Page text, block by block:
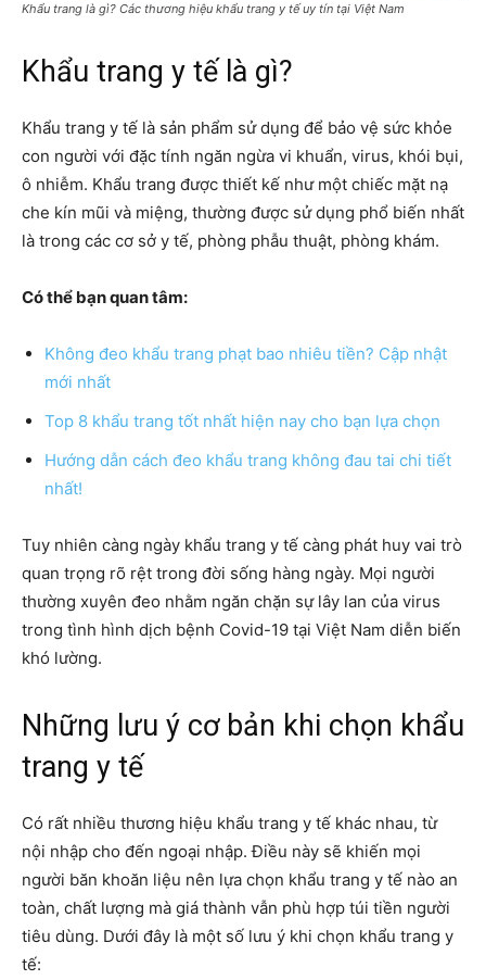
Khẩu trang là gì? Các thương hiệu khẩu trang y tế uy tín tại Việt Nam
Khẩu trang y tế là gì?
Khẩu trang y tế là sản phẩm sử dụng để bảo vệ sức khỏe
con người với đặc tính ngăn ngừa vi khuẩn, virus, khói bụi,
ô nhiễm. Khẩu trang được thiết kế như một chiếc mặt nạ
che kín mũi và miệng, thường được sử dụng phổ biến nhất
là trong các cơ sở y tế, phòng phẫu thuật, phòng khám.
Có thể bạn quan tâm:
Không đeo khẩu trang phạt bao nhiêu tiền? Cập nhật
mới nhất
Top 8 khẩu trang tốt nhất hiện nay cho bạn lựa chọn
Hướng dẫn cách đeo khẩu trang không đau tai chi tiết
nhất!
Tuy nhiên càng ngày khẩu trang y tế càng phát huy vai trò
quan trọng rõ rệt trong đời sống hàng ngày. Mọi người
thường xuyên đeo nhằm ngăn chặn sự lây lan của virus
trong tình hình dịch bệnh Covid-19 tại Việt Nam diễn biến
khó lường.
Những lưu ý cơ bản khi chọn khẩu
trang y tế
Có rất nhiều thương hiệu khẩu trang y tế khác nhau, từ
nội nhập cho đến ngoại nhập. Điều này sẽ khiến mọi
người băn khoăn liệu nên lựa chọn khẩu trang y tế nào an
toàn, chất lượng mà giá thành vẫn phù hợp túi tiền người
tiêu dùng. Dưới đây là một số lưu ý khi chọn khẩu trang y
tế: